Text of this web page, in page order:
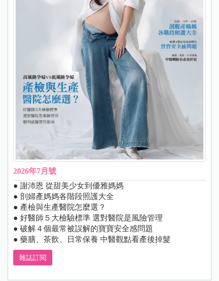
2026年7月號
● 謝沛恩 從甜美少女到優雅媽媽
● 剖婦產媽媽各階段照護大全
● 產檢與生產醫院怎麼選？
● 好醫師５大檢驗標準 選對醫院是風險管理
● 破解４個最常被誤解的寶寶安全感問題
● 藥膳、茶飲、日常保養 中醫觀點看產後掉髮
雜誌訂閱